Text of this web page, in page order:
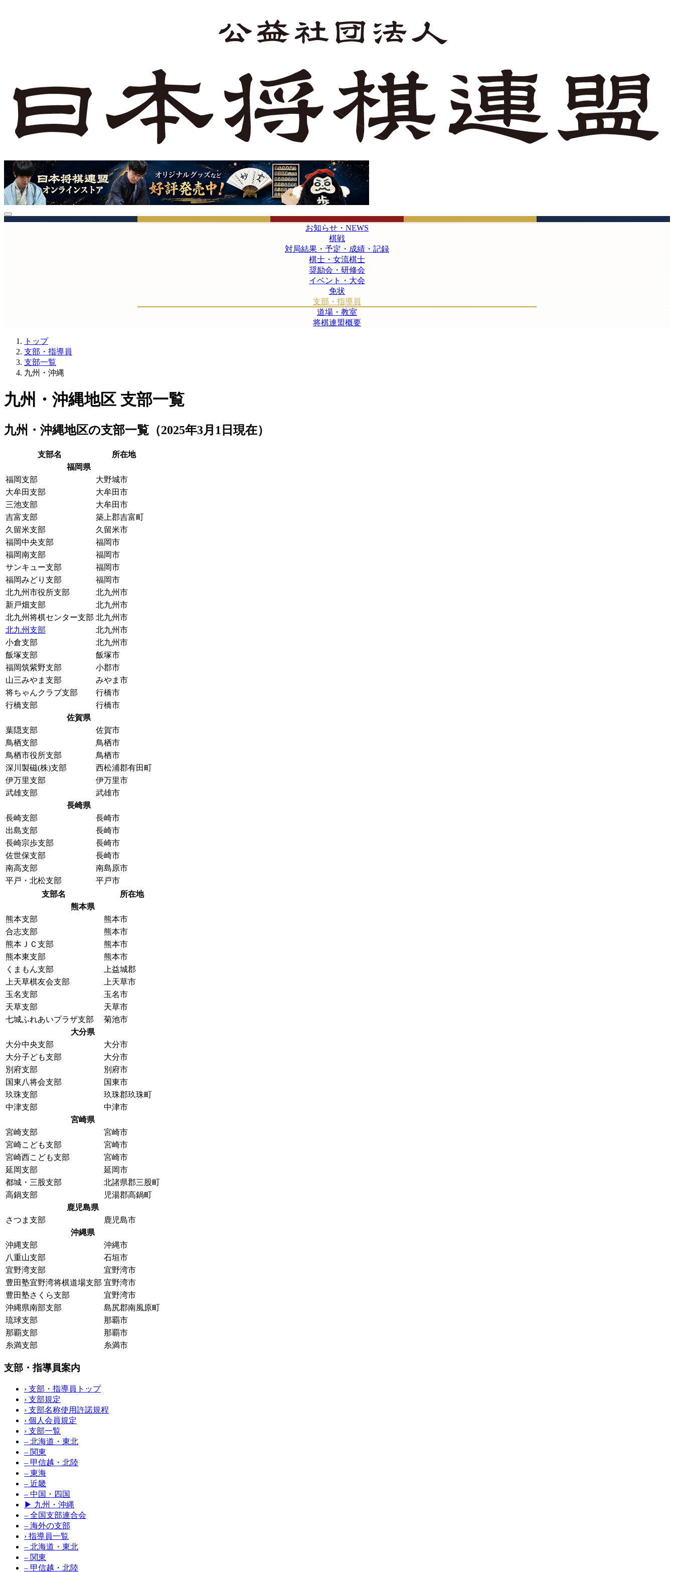
お知らせ・NEWS
棋戦
対局結果・予定・成績・記録
棋士・女流棋士
奨励会・研修会
イベント・大会
免状
支部・指導員
道場・教室
将棋連盟概要
トップ
支部・指導員
支部一覧
九州・沖縄
九州・沖縄地区 支部一覧
九州・沖縄地区の支部一覧 （2025年3月1日現在）
支部名
所在地
福岡県
福岡支部
大野城市
大牟田支部
大牟田市
三池支部
大牟田市
吉富支部
築上郡吉富町
久留米支部
久留米市
福岡中央支部
福岡市
福岡南支部
福岡市
サンキュー支部
福岡市
福岡みどり支部
福岡市
北九州市役所支部
北九州市
新戸畑支部
北九州市
北九州将棋センター支部 北九州市
北九州支部
北九州市
小倉支部
北九州市
飯塚支部
飯塚市
福岡筑紫野支部
小郡市
山三みやま支部
みやま市
将ちゃんクラブ支部
行橋市
行橋支部
行橋市
佐賀県
葉隠支部
佐賀市
鳥栖支部
鳥栖市
鳥栖市役所支部
鳥栖市
深川製磁(株)支部
西松浦郡有田町
伊万里支部
伊万里市
武雄支部
武雄市
長崎県
長崎支部
長崎市
出島支部
長崎市
長崎宗歩支部
長崎市
佐世保支部
長崎市
南高支部
南島原市
平戸・北松支部
平戸市
支部名
所在地
熊本県
熊本支部
熊本市
合志支部
熊本市
熊本ＪＣ支部
熊本市
熊本東支部
熊本市
くまもん支部
上益城郡
上天草棋友会支部
上天草市
玉名支部
玉名市
天草支部
天草市
七城ふれあいプラザ支部
菊池市
大分県
大分中央支部
大分市
大分子ども支部
大分市
別府支部
別府市
国東八将会支部
国東市
玖珠支部
玖珠郡玖珠町
中津支部
中津市
宮崎県
宮崎支部
宮崎市
宮崎こども支部
宮崎市
宮崎西こども支部
宮崎市
延岡支部
延岡市
都城・三股支部
北諸県郡三股町
高鍋支部
児湯郡高鍋町
鹿児島県
さつま支部
鹿児島市
沖縄県
沖縄支部
沖縄市
八重山支部
石垣市
宜野湾支部
宜野湾市
豊田塾宜野湾将棋道場支部 宜野湾市
豊田塾さくら支部
宜野湾市
沖縄県南部支部
島尻郡南風原町
琉球支部
那覇市
那覇支部
那覇市
糸満支部
糸満市
支部・指導員案内
› 支部・指導員トップ
› 支部規定
› 支部名称使用許諾規程
› 個人会員規定
› 支部一覧
– 北海道・東北
– 関東
– 甲信越・北陸
– 東海
– 近畿
– 中国・四国
▶ 九州・沖縄
– 全国支部連合会
– 海外の支部
› 指導員一覧
– 北海道・東北
– 関東
– 甲信越・北陸